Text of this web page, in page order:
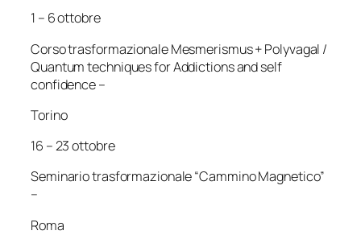
1 – 6 ottobre
Corso trasformazionale Mesmerismus + Polyvagal /
Quantum techniques for Addictions and self
confidence –
Torino
16 – 23 ottobre
Seminario trasformazionale “Cammino Magnetico”
–
Roma